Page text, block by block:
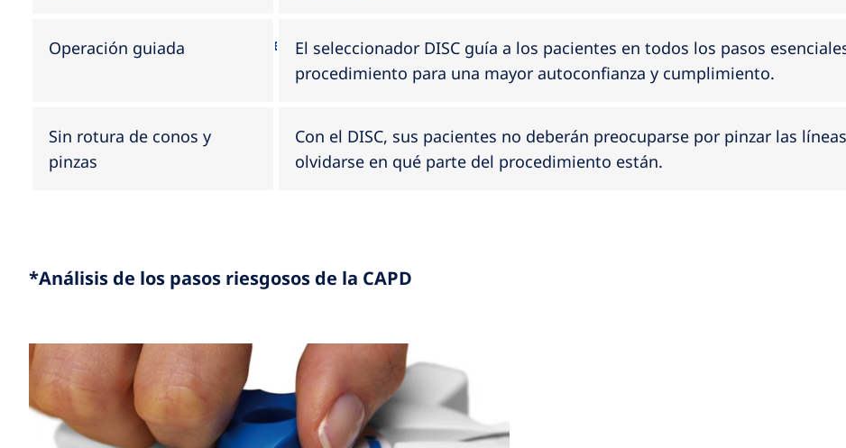
Pacientes y Familias Sector Salud Quiénes somos
Operación guiada
El seleccionador DISC guía a los pacientes en todos los pasos
procedimiento para una mayor autoconfianza y cumplimiento.
Sin rotura de conos y
pinzas
Con el DISC, sus pacientes no deberán preocuparse por pinzar las
olvidarse en qué parte del procedimiento están.
*Análisis de los pasos riesgosos de la CAPD